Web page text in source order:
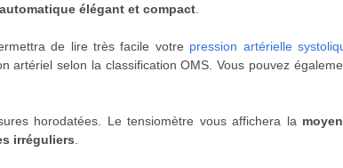
élégant et compact
de lire très facile votre pression artérielle
artériel selon la classification OMS. Vous pouvez
horodatées. Le tensiomètre vous affichera la
irréguliers